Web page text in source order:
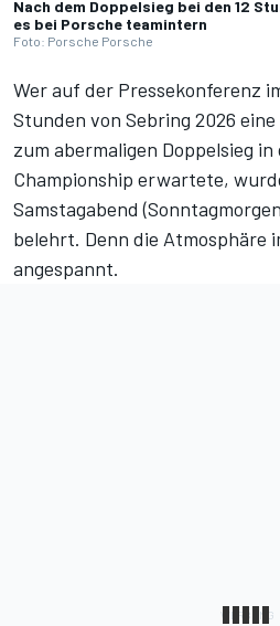
Nach dem Doppelsieg bei den 12
es bei Porsche teamintern
Foto: Porsche Porsche
Wer auf der Pressekonferenz
Stunden von Sebring 2026
zum abermaligen Doppelsieg
Championship erwartete,
Samstagabend
belehrt. Denn die Atmosphäre
angespannt.